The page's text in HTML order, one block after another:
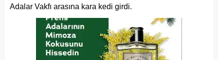
Adalar Vakfı arasına kara kedi girdi.